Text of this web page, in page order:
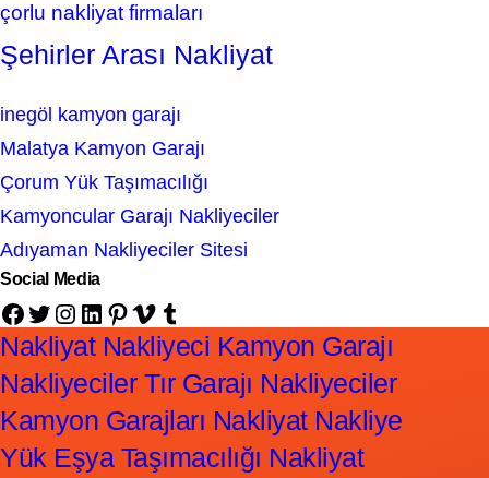
çorlu nakliyat firmaları
Şehirler Arası Nakliyat
inegöl kamyon garajı
Malatya Kamyon Garajı
Çorum Yük Taşımacılığı
Kamyoncular Garajı Nakliyeciler
Adıyaman Nakliyeciler Sitesi
Social Media
Facebook Twitter Instagram LinkedIn Pinterest Vimeo Tumblr
Nakliyat Nakliyeci Kamyon Garajı
Nakliyeciler Tır Garajı Nakliyeciler
Kamyon Garajları Nakliyat Nakliye
Yük Eşya Taşımacılığı Nakliyat